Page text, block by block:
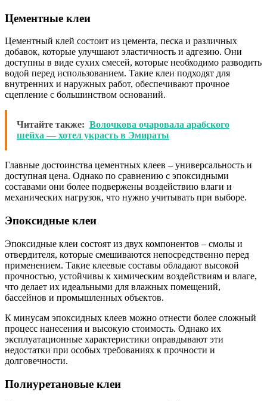
Цементные клеи
Цементный клей состоит из цемента, песка и различных
добавок, которые улучшают эластичность и адгезию. Они
доступны в виде сухих смесей, которые необходимо разводить
водой перед использованием. Такие клеи подходят для
внутренних и наружных работ, обеспечивают прочное
сцепление с большинством оснований.
Читайте также: Волочкова очаровала арабского
шейха — хотел украсть в Эмираты
Главные достоинства цементных клеев – универсальность и
доступная цена. Однако по сравнению с эпоксидными
составами они более подвержены воздействию влаги и
механических нагрузок, что нужно учитывать при выборе.
Эпоксидные клеи
Эпоксидные клеи состоят из двух компонентов – смолы и
отвердителя, которые смешиваются непосредственно перед
применением. Такие клеевые составы обладают высокой
прочностью, устойчивы к химическим воздействиям и влаге,
что делает их идеальными для влажных помещений,
бассейнов и промышленных объектов.
К минусам эпоксидных клеев можно отнести более сложный
процесс нанесения и высокую стоимость. Однако их
эксплуатационные характеристики оправдывают эти
недостатки при особых требованиях к прочности и
долговечности.
Полиуретановые клеи